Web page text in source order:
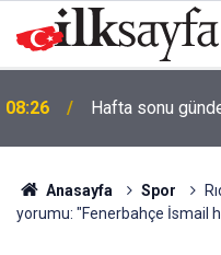
08:26 Hafta sonu
Anasayfa Spor
yorumu: "Fenerbahçe İsmail